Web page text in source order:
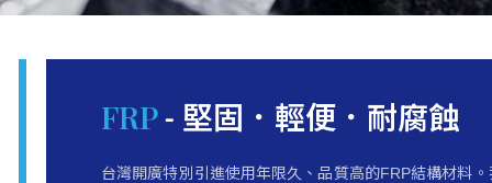
FRP - 堅固．輕便．耐腐蝕
台灣開廣特別引進使用年限久、品質高的FRP結構材料